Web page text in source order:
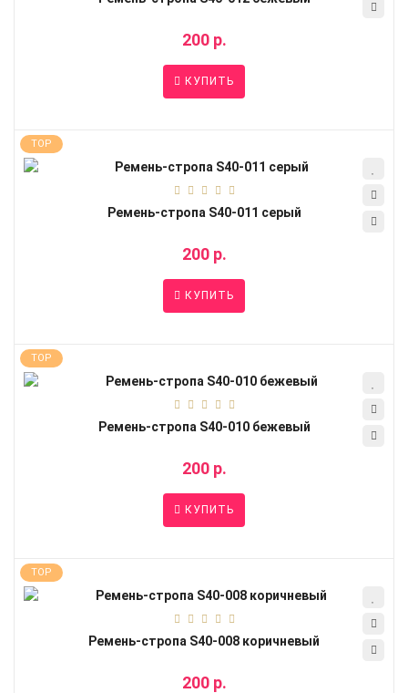
200 р.
КУПИТЬ
TOP
Ремень-стропа S40-011 серый
200 р.
КУПИТЬ
TOP
Ремень-стропа S40-010 бежевый
200 р.
КУПИТЬ
TOP
Ремень-стропа S40-008 коричневый
200 р.